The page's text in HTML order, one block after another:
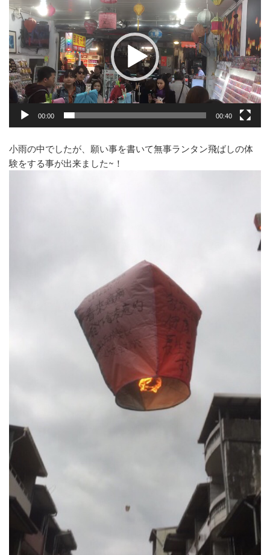
画
プ
レ
ー
ヤ
ー
00:00 00:40
小雨の中でしたが、願い事を書いて無事ランタン飛ばしの体
験をする事が出来ました~！